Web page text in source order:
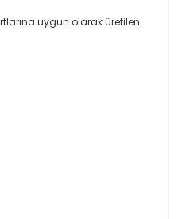
uygun olarak üretilen